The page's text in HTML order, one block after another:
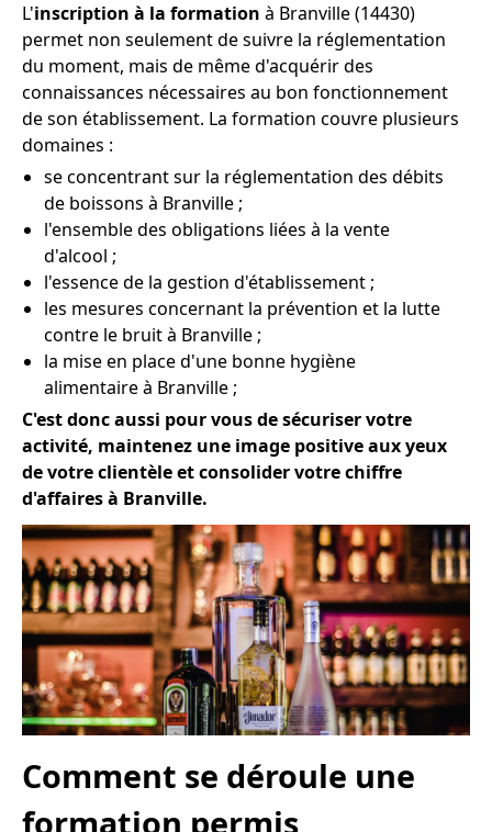
L'inscription à la formation à Branville (14430)
permet non seulement de suivre la réglementation
du moment, mais de même d'acquérir des
connaissances nécessaires au bon fonctionnement
de son établissement. La formation couvre plusieurs
domaines :
se concentrant sur la réglementation des débits
de boissons à Branville ;
l'ensemble des obligations liées à la vente
d'alcool ;
l'essence de la gestion d'établissement ;
les mesures concernant la prévention et la lutte
contre le bruit à Branville ;
la mise en place d'une bonne hygiène
alimentaire à Branville ;
C'est donc aussi pour vous de sécuriser votre
activité, maintenez une image positive aux yeux
de votre clientèle et consolider votre chiffre
d'affaires à Branville.
Comment se déroule une
formation permis